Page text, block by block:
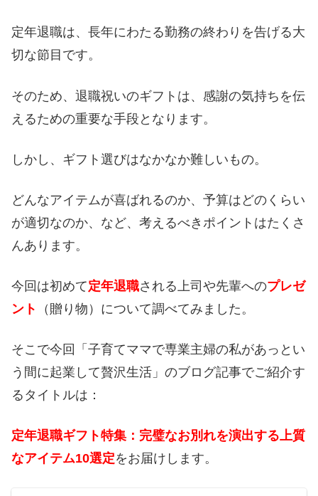
定年退職は、長年にわたる勤務の終わりを告げる大
切な節目です。
そのため、退職祝いのギフトは、感謝の気持ちを伝
えるための重要な手段となります。
しかし、ギフト選びはなかなか難しいもの。
どんなアイテムが喜ばれるのか、予算はどのくらい
が適切なのか、など、考えるべきポイントはたくさ
んあります。
今回は初めて定年退職される上司や先輩へのプレゼ
ント
（贈り物）について調べてみました。
そこで今回「子育てママで専業主婦の私があっとい
う間に起業して贅沢生活」のブログ記事でご紹介す
るタイトルは：
定年退職ギフト特集：完璧なお別れを演出する上質
なアイテム10選定をお届けします。